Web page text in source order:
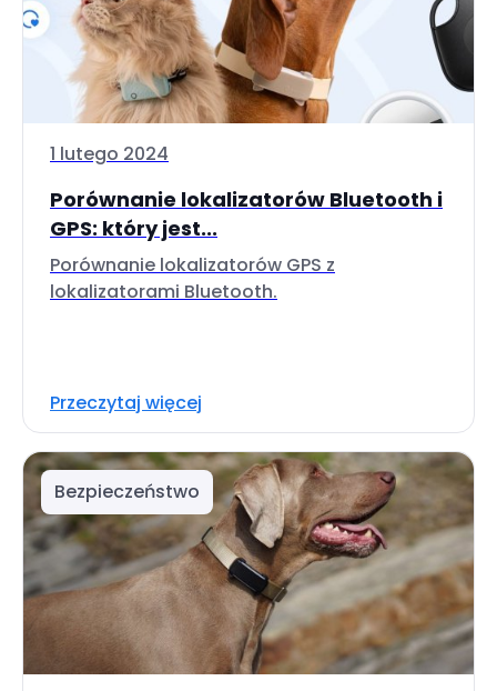
1 lutego 2024
Porównanie lokalizatorów Bluetooth i
GPS: który jest...
Porównanie lokalizatorów GPS z
lokalizatorami Bluetooth.
Przeczytaj więcej
Bezpieczeństwo